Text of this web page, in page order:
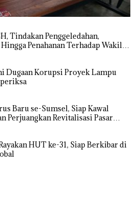
Tindakan Penggeledahan,
Penahanan Terhadap Wakil
Dugaan Korupsi Proyek Lampu
Baru se-Sumsel, Siap Kawal
Perjuangkan Revitalisasi Pasar
HUT ke-31, Siap Berkibar di